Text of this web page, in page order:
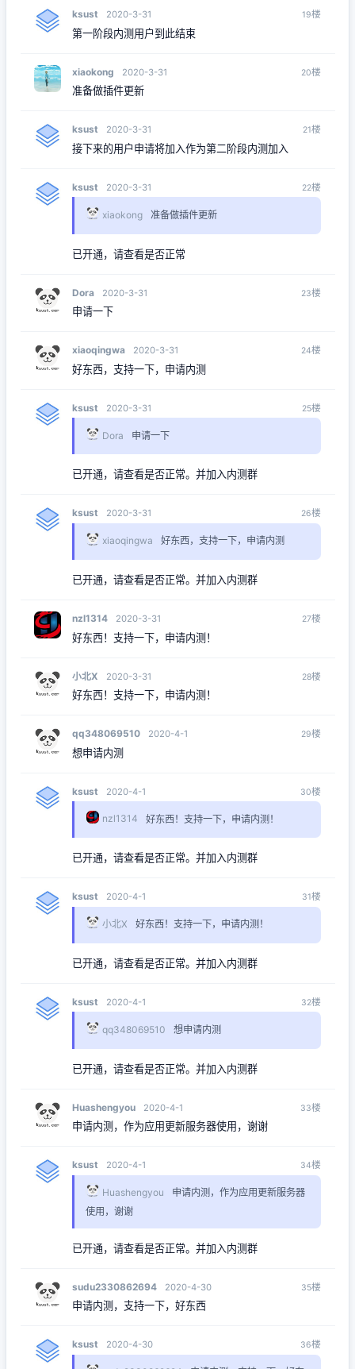
ksust 2020-3-31 19楼
第一阶段内测用户到此结束
xiaokong 2020-3-31 20楼
准备做插件更新
ksust 2020-3-31 21楼
接下来的用户申请将加入作为第二阶段内测加入
ksust 2020-3-31 22楼
xiaokong 准备做插件更新
已开通，请查看是否正常
Dora 2020-3-31 23楼
申请一下
xiaoqingwa 2020-3-31 24楼
好东西，支持一下，申请内测
ksust 2020-3-31 25楼
Dora 申请一下
已开通，请查看是否正常。并加入内测群
ksust 2020-3-31 26楼
xiaoqingwa 好东西，支持一下，申请内测
已开通，请查看是否正常。并加入内测群
nzl1314 2020-3-31 27楼
好东西！支持一下，申请内测！
小北X 2020-3-31 28楼
好东西！支持一下，申请内测！
qq348069510 2020-4-1 29楼
想申请内测
ksust 2020-4-1 30楼
nzl1314 好东西！支持一下，申请内测！
已开通，请查看是否正常。并加入内测群
ksust 2020-4-1 31楼
小北X 好东西！支持一下，申请内测！
已开通，请查看是否正常。并加入内测群
ksust 2020-4-1 32楼
qq348069510 想申请内测
已开通，请查看是否正常。并加入内测群
Huashengyou 2020-4-1 33楼
申请内测，作为应用更新服务器使用，谢谢
ksust 2020-4-1 34楼
Huashengyou
申请内测，作为应用更新服务器
使用，谢谢
已开通，请查看是否正常。并加入内测群
sudu2330862694 2020-4-30 35楼
申请内测，支持一下，好东西
ksust 2020-4-30 36楼